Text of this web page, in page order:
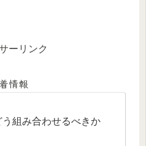
ーリンク
情報
組み合わせるべきか